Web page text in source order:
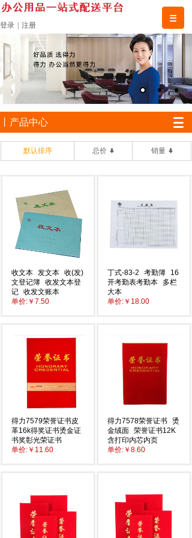
登录 注册
丨产品中心
默认排序 总价 销量
收文本 发文本 收(发)
文登记簿 收发文本登
记 收发文账本
单价: ￥7.50
丁式-83-2 考勤簿
16
开考勤表考勤本
多栏
大本
单价: ￥18.00
得力7579荣誉证书皮
革16k得奖证书烫金证
书奖彰光荣证书
单价: ￥11.60
得力7578荣誉证书 烫
金绒面 荣誉证书12K
含打印内芯内页
单价: ￥8.60